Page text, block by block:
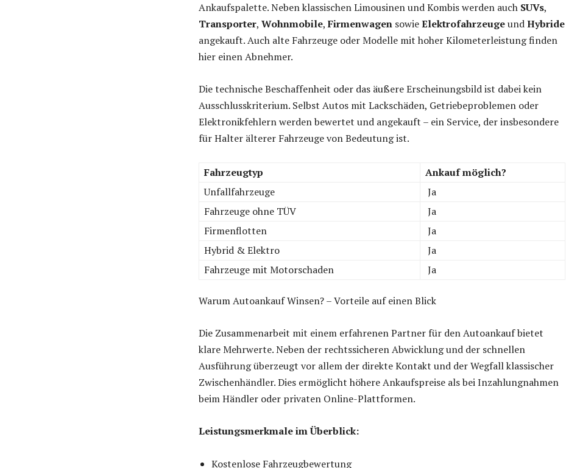
Ankaufspalette. Neben klassischen Limousinen und Kombis werden auch SUVs,
Transporter, Wohnmobile,Firmenwagen sowieElektrofahrzeugeundHybride
angekauft. Auch alte Fahrzeuge oder Modelle mit hoher Kilometerleistung finden
hier einen Abnehmer.
Die technische Beschaffenheit oder das äußere Erscheinungsbild ist dabei kein
Ausschlusskriterium. Selbst Autos mit Lackschäden, Getriebeproblemen oder
Elektronikfehlern werden bewertet und angekauft – ein Service, der insbesondere
für Halter älterer Fahrzeuge von Bedeutung ist.
Fahrzeugtyp
Ankauf möglich?
Unfallfahrzeuge
Ja
Fahrzeuge ohne TÜV
Ja
Firmenflotten
Ja
Hybrid & Elektro
Ja
Fahrzeuge mit Motorschaden
Ja
Warum Autoankauf Winsen? – Vorteile auf einen Blick
Die Zusammenarbeit mit einem erfahrenen Partner für den Autoankauf bietet
klare Mehrwerte. Neben der rechtssicheren Abwicklung und der schnellen
Ausführung überzeugt vor allem der direkte Kontakt und der Wegfall klassischer
Zwischenhändler. Dies ermöglicht höhere Ankaufspreise als bei Inzahlungnahmen
beim Händler oder privaten Online-Plattformen.
Leistungsmerkmale im Überblick:
Kostenlose Fahrzeugbewertung